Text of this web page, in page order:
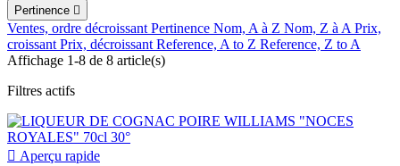
Pertinence 
Ventes, ordre décroissantPertinence Nom, A à Z Nom, Z à APrix,
croissantPrix, décroissantReference, A to Z Reference, Z to A
Affichage 1-8 de 8 article(s)
Filtres actifs
 Aperçu rapide